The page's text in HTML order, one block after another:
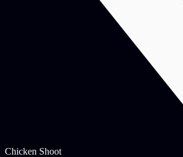
Chicken Shoot